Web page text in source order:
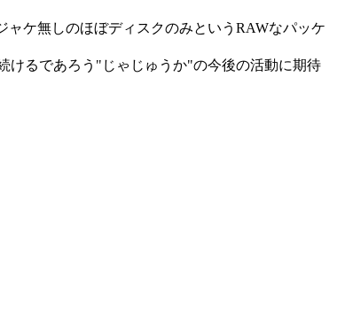
ケ無しのほぼディスクのみというRAWなパッケ
けるであろう"じゃじゅうか"の今後の活動に期待